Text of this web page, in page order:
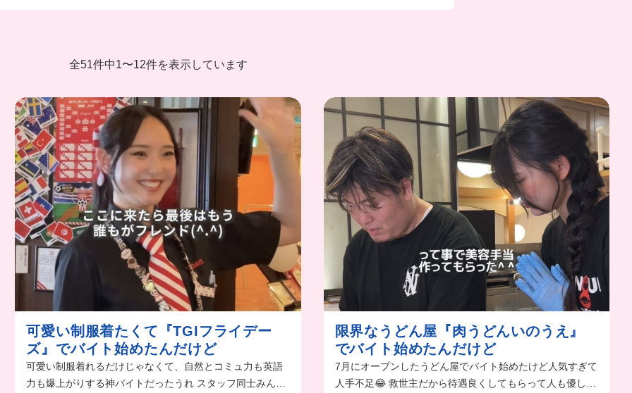
全51件中1〜12件を表示しています
可愛い制服着たくて『TGIフライデー
ズ』でバイト始めたんだけど
可愛い制服着れるだけじゃなくて、自然とコミュ力も英語
力も爆上がりする神バイトだったうれ スタッフ同士みんな
限界なうどん屋『肉うどんいのうえ』
でバイト始めたんだけど
7月にオープンしたうどん屋でバイト始めたけど人気すぎて
人手不足😂 救世主だから待遇良くしてもらって人も優しい